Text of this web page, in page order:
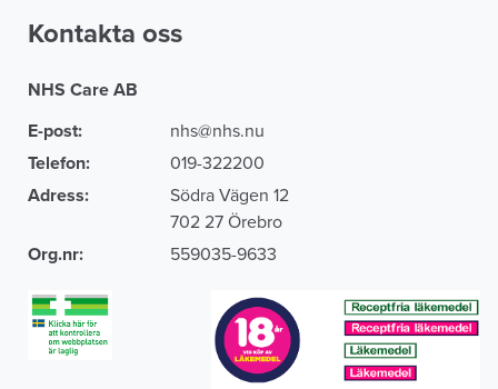
Kontakta oss
NHS Care AB
E-post:
nhs@nhs.nu
Telefon:
019-322200
Adress:
Södra Vägen 12
702 27 Örebro
Org.nr:
559035-9633